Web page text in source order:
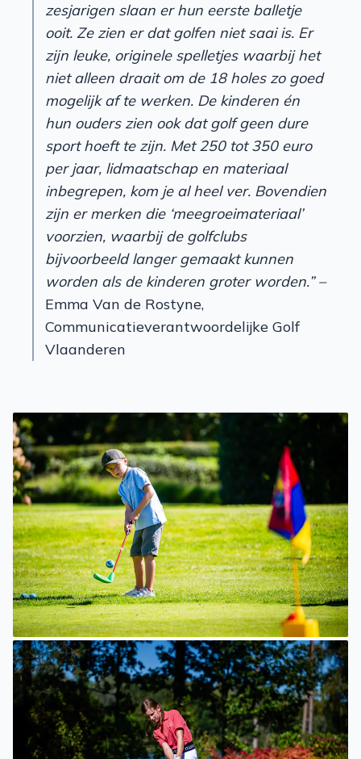
zesjarigen slaan er hun eerste balletje
ooit. Ze zien er dat golfen niet saai is. Er
zijn leuke, originele spelletjes waarbij het
niet alleen draait om de 18 holes zo goed
mogelijk af te werken. De kinderen én
hun ouders zien ook dat golf geen dure
sport hoeft te zijn. Met 250 tot 350 euro
per jaar, lidmaatschap en materiaal
inbegrepen, kom je al heel ver. Bovendien
zijn er merken die ‘meegroeimateriaal’
voorzien, waarbij de golfclubs
bijvoorbeeld langer gemaakt kunnen
worden als de kinderen groter worden.” –
Emma Van de Rostyne,
Communicatieverantwoordelijke Golf
Vlaanderen